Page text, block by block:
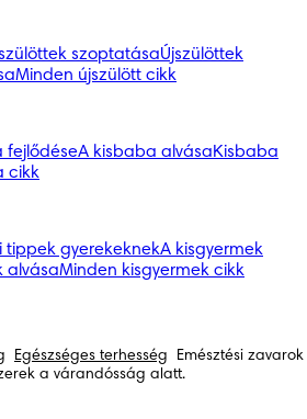
szoptatásaÚjszülöttek
Minden újszülött cikk
fejlődéseA kisbaba alvásaKisbaba
cikk
tippek gyerekeknekA kisgyermek
alvásaMinden kisgyermek cikk
Egészséges terhesség
Emésztési zavarok
a várandósság alatt.